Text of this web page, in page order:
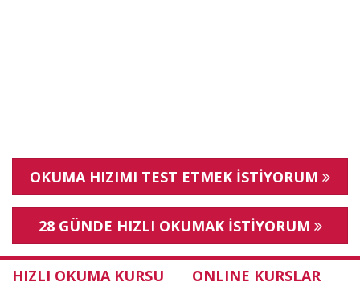
OKUMA HIZIMI TEST ETMEK İSTİYORUM
28 GÜNDE HIZLI OKUMAK İSTİYORUM
HIZLI OKUMA KURSU ONLINE KURSLAR